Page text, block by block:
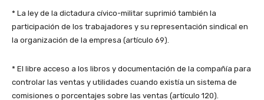
* La ley de la dictadura cívico-militar suprimió también la
participación de los trabajadores y su representación sindical en
la organización de la empresa (artículo 69).
* El libre acceso a los libros y documentación de la compañía para
controlar las ventas y utilidades cuando existía un sistema de
comisiones o porcentajes sobre las ventas (artículo 120).